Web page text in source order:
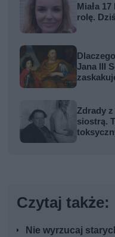
Miała
rolę.
Jana III
Zdrady
siostrą.
Czytaj także:
Nie wyrzucaj